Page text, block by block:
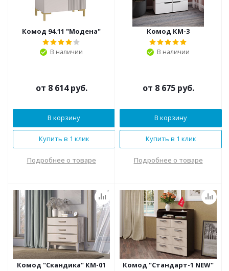
Комод 94.11 "Модена"
В наличии
от 8 614 руб.
В корзину
Купить в 1 клик
Подробнее о товаре
Комод КМ-3
В наличии
от 8 675 руб.
В корзину
Купить в 1 клик
Подробнее о товаре
Комод "Скандика" КМ-01 Комод "Стандарт-1 NEW"